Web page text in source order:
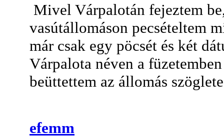
Mivel Várpalotán fejeztem
vasútállomáson pecsételtem
már csak egy pöcsét és két
Várpalota néven a
beüttettem az állomás
efemm